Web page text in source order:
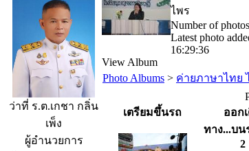
ว่าที่ ร.ต.เกชา กลิ่น
เพ็ง
ผู้อำนวยการ
ไพร
Number of
Latest photo
16:29:36
View Album
Photo Albums > ค่ายภาษาไทย
เตรียมขึ้นรถ
ออก
ทาง...บ
2